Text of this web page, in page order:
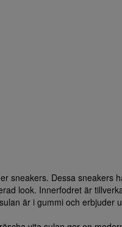
sneakers. Dessa sneakers
look. Innerfodret är
är i gummi och erbjuder